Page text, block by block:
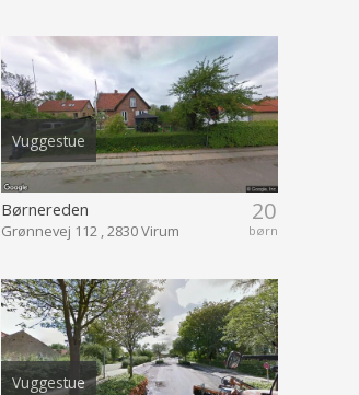
Vuggestue
20
børn
Børnereden
Grønnevej 112 , 2830 Virum
Vuggestue